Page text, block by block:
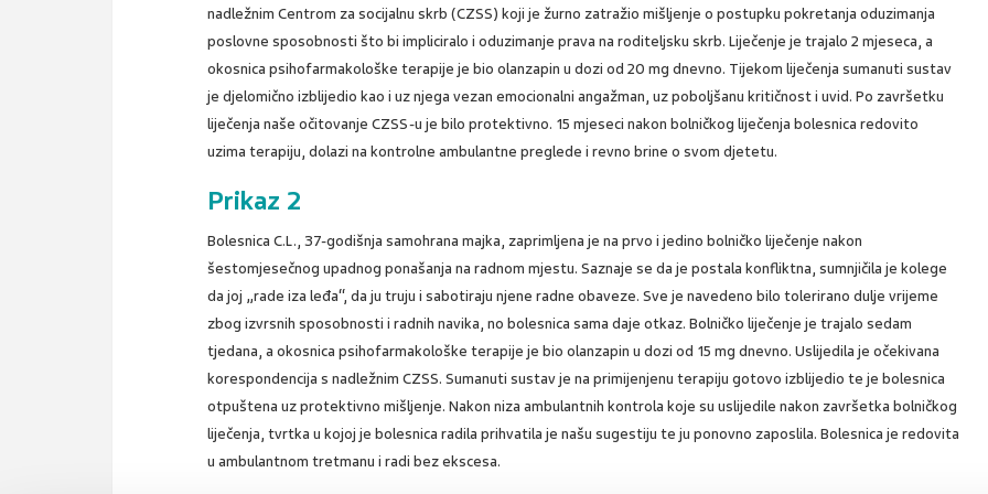
nadležnim Centrom za socijalnu skrb (CZSS) koji je žurno zatražio mišljenje o postupku pokretanja oduzimanja
poslovne sposobnosti što bi impliciralo i oduzimanje prava na roditeljsku skrb. Liječenje je trajalo 2 mjeseca, a
okosnica psihofarmakološke terapije je bio olanzapin u dozi od 20 mg dnevno. Tijekom liječenja sumanuti sustav
je djelomično izblijedio kao i uz njega vezan emocionalni angažman, uz poboljšanu kritičnost i uvid. Po završetku
liječenja naše očitovanje CZSS-u je bilo protektivno. 15 mjeseci nakon bolničkog liječenja bolesnica redovito
uzima terapiju, dolazi na kontrolne ambulantne preglede i revno brine o svom djetetu.
Prikaz 2
Bolesnica C.L., 37-godišnja samohrana majka, zaprimljena je na prvo i jedino bolničko liječenje nakon
šestomjesečnog upadnog ponašanja na radnom mjestu. Saznaje se da je postala konfliktna, sumnjičila je kolege
da joj „rade iza leđa“, da ju truju i sabotiraju njene radne obaveze. Sve je navedeno bilo tolerirano dulje vrijeme
zbog izvrsnih sposobnosti i radnih navika, no bolesnica sama daje otkaz. Bolničko liječenje je trajalo sedam
tjedana, a okosnica psihofarmakološke terapije je bio olanzapin u dozi od 15 mg dnevno. Uslijedila je očekivana
korespondencija s nadležnim CZSS. Sumanuti sustav je na primijenjenu terapiju gotovo izblijedio te je bolesnica
otpuštena uz protektivno mišljenje. Nakon niza ambulantnih kontrola koje su uslijedile nakon završetka bolničkog
liječenja, tvrtka u kojoj je bolesnica radila prihvatila je našu sugestiju te ju ponovno zaposlila. Bolesnica je redovita
u ambulantnom tretmanu i radi bez ekscesa.